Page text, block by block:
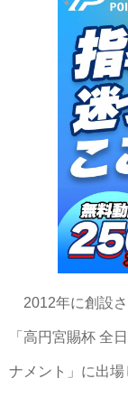
2012年に創設さ
「高円宮賜杯 全
ナメント」に出